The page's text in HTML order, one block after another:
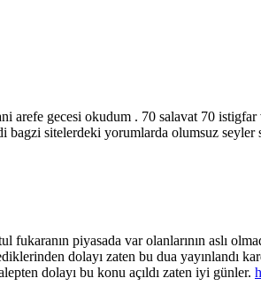
arefe gecesi okudum . 70 salavat 70
bagzi sitelerdeki yorumlarda olumsuz
fukaranın piyasada var olanlarının aslı
dolayı zaten bu dua yayınlandı
dolayı bu konu açıldı zaten iyi günler.